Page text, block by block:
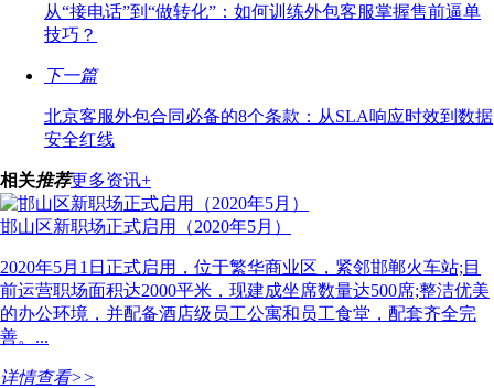
从“接电话”到“做转化”：如何训练外包客服掌握售前逼单
技巧？
下一篇
北京客服外包合同必备的8个条款：从SLA响应时效到数据
安全红线
相关推荐更多资讯+
邯山区新职场正式启用（2020年5月）
2020年5月1日正式启用，位于繁华商业区，紧邻邯郸火车站;目
前运营职场面积达2000平米，现建成坐席数量达500席;整洁优美
的办公环境，并配备酒店级员工公寓和员工食堂，配套齐全完
善。...
详情查看>>